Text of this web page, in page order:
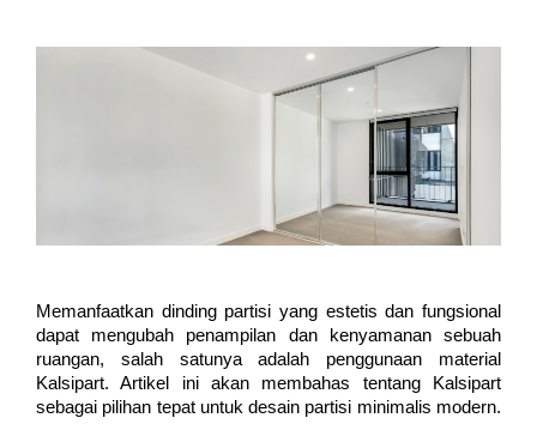
Memanfaatkan dinding partisi yang estetis dan fungsional
dapat mengubah penampilan dan kenyamanan sebuah
ruangan, salah satunya adalah penggunaan material
Kalsipart. Artikel ini akan membahas tentang Kalsipart
sebagai pilihan tepat untuk desain partisi minimalis modern.